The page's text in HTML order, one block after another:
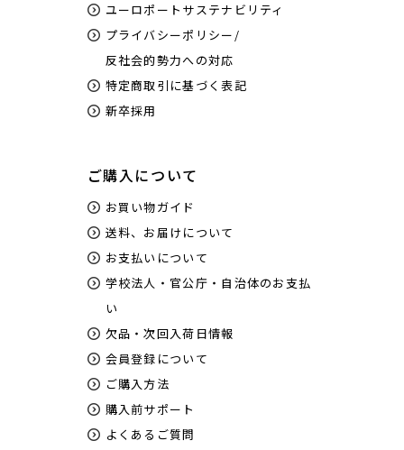
ユーロポートサステナビリティ
プライバシーポリシー/
反社会的勢力への対応
特定商取引に基づく表記
新卒採用
ご購入について
お買い物ガイド
送料、お届けについて
お支払いについて
学校法人・官公庁・自治体のお支払
い
欠品・次回入荷日情報
会員登録について
ご購入方法
購入前サポート
よくあるご質問